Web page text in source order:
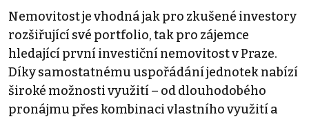
Nemovitost je vhodná jak pro zkušené investory
rozšiřující své portfolio, tak pro zájemce
hledající první investiční nemovitost v Praze.
Díky samostatnému uspořádání jednotek nabízí
široké možnosti využití – od dlouhodobého
pronájmu přes kombinaci vlastního využití a